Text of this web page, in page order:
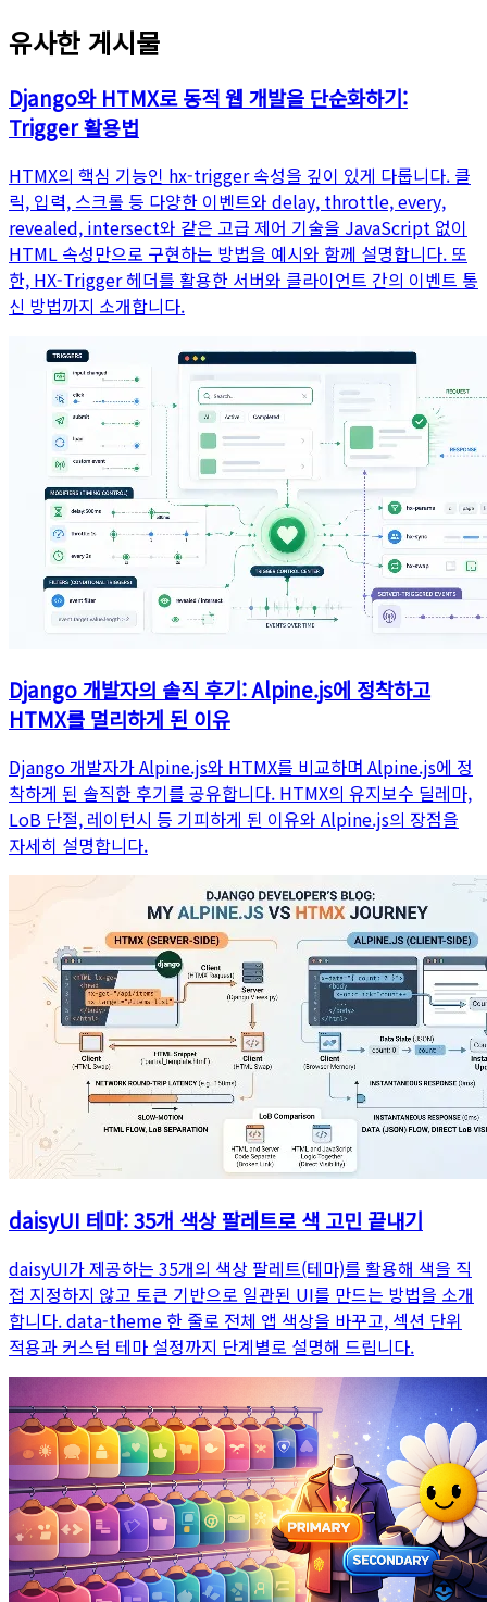
유사한 게시물
Django와 HTMX로 동적 웹 개발을 단순화하기:
Trigger 활용법
HTMX의 핵심 기능인 hx-trigger 속성을 깊이 있게 다룹니다. 클
릭, 입력, 스크롤 등 다양한 이벤트와 delay, throttle, every,
revealed, intersect와 같은 고급 제어 기술을 JavaScript 없이
HTML 속성만으로 구현하는 방법을 예시와 함께 설명합니다. 또
한, HX-Trigger 헤더를 활용한 서버와 클라이언트 간의 이벤트 통
신 방법까지 소개합니다.
Django 개발자의 솔직 후기: Alpine.js에 정착하고
HTMX를 멀리하게 된 이유
Django 개발자가 Alpine.js와 HTMX를 비교하며 Alpine.js에 정
착하게 된 솔직한 후기를 공유합니다. HTMX의 유지보수 딜레마,
LoB 단절, 레이턴시 등 기피하게 된 이유와 Alpine.js의 장점을
자세히 설명합니다.
daisyUI 테마: 35개 색상 팔레트로 색 고민 끝내기
daisyUI가 제공하는 35개의 색상 팔레트(테마)를 활용해 색을 직
접 지정하지 않고 토큰 기반으로 일관된 UI를 만드는 방법을 소개
합니다. data-theme 한 줄로 전체 앱 색상을 바꾸고, 섹션 단위
적용과 커스텀 테마 설정까지 단계별로 설명해 드립니다.